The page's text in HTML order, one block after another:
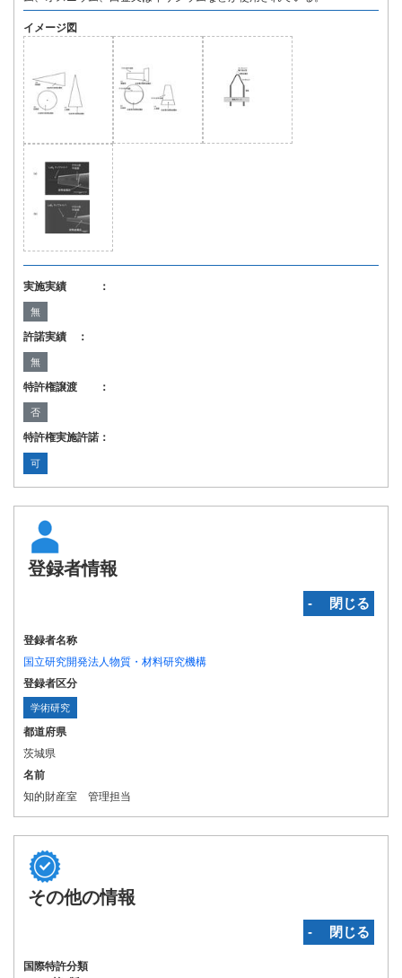
イメージ図
実施実績 ：
無
許諾実績 ：
無
特許権譲渡 ：
否
特許権実施許諾：
可
登録者情報
‐ 閉じる
登録者名称
国立研究開発法人物質・材料研究機構
登録者区分
学術研究
都道府県
茨城県
名前
知的財産室 管理担当
その他の情報
‐ 閉じる
国際特許分類